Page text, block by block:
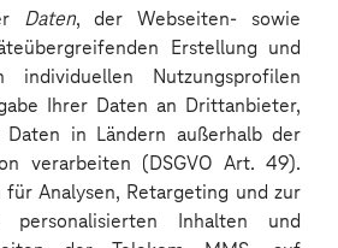
Daten, der Webseiten- sowie
Erstellung und
individuellen Nutzungsprofilen
Ihrer Daten an Drittanbieter,
in Ländern außerhalb der
verarbeiten (DSGVO Art. 49).
Analysen, Retargeting und zur
personalisierten Inhalten und
unsere
eine Auswahl: